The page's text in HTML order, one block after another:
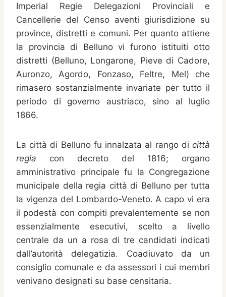
Imperial Regie Delegazioni Provinciali e
Cancellerie del Censo aventi giurisdizione su
province, distretti e comuni. Per quanto attiene
la provincia di Belluno vi furono istituiti otto
distretti (Belluno, Longarone, Pieve di Cadore,
Auronzo, Agordo, Fonzaso, Feltre, Mel) che
rimasero sostanzialmente invariate per tutto il
periodo di governo austriaco, sino al luglio
1866.
La città di Belluno fu innalzata al rango di città
regia con decreto del 1816; organo
amministrativo principale fu la Congregazione
municipale della regia città di Belluno per tutta
la vigenza del Lombardo-Veneto. A capo vi era
il podestà con compiti prevalentemente se non
essenzialmente esecutivi, scelto a livello
centrale da un a rosa di tre candidati indicati
dall’autorità delegatizia. Coadiuvato da un
consiglio comunale e da assessori i cui membri
venivano designati su base censitaria.